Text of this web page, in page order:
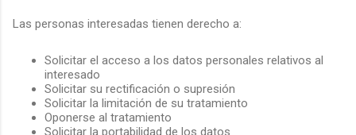
Las personas interesadas tienen derecho a:
Solicitar el acceso a los datos personales relativos al
interesado
Solicitar su rectificación o supresión
Solicitar la limitación de su tratamiento
Oponerse al tratamiento
Solicitar la portabilidad de los datos